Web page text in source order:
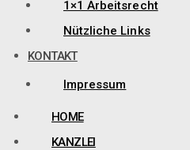
1×1 Arbeitsrecht
Nützliche Links
KONTAKT
Impressum
HOME
KANZLEI